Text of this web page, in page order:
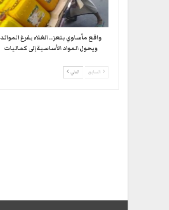
واقع مأساوي بتعز.. الغلاء يفرغ الموائد
ويحول المواد الأساسية إلى كماليات
السابق التالي